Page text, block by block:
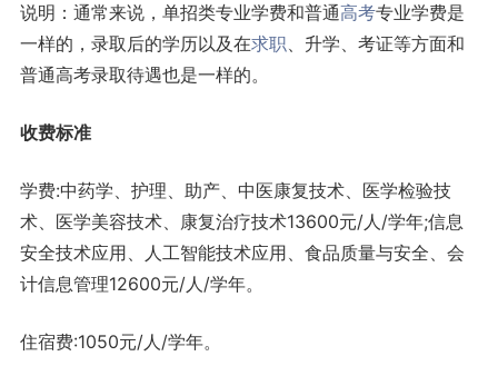
说明：通常来说，单招类专业学费和普通高考专业学费是
一样的，录取后的学历以及在求职、升学、考证等方面和
普通高考录取待遇也是一样的。
收费标准
学费:中药学、护理、助产、中医康复技术、医学检验技
术、医学美容技术、康复治疗技术13600元/人/学年;信息
安全技术应用、人工智能技术应用、食品质量与安全、会
计信息管理12600元/人/学年。
住宿费:1050元/人/学年。